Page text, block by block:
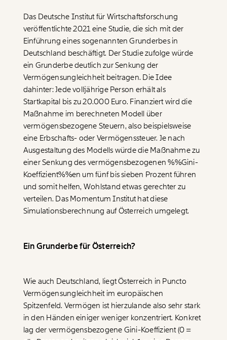
Arbeitslosenrechner
Care-Rechner
Befristungs-Monitor
Pflegerechner
Parlagram
Über uns
Team
Jahresberichte
Pressebereich
Jobs & Fellowships
Das Deutsche Institut für Wirtschaftsforschung
veröffentlichte 2021 eine Studie, die sich mit der
Einführung eines sogenannten Grunderbes in
Deutschland beschäftigt. Der Studie zufolge würde
ein Grunderbe deutlich zur Senkung der
Vermögensungleichheit beitragen. Die Idee
dahinter: Jede volljährige Person erhält als
Startkapital bis zu 20.000 Euro. Finanziert wird die
Maßnahme im berechneten Modell über
vermögensbezogene Steuern, also beispielsweise
eine Erbschafts- oder Vermögenssteuer. Je nach
Ausgestaltung des Modells würde die Maßnahme zu
einer Senkung des vermögensbezogenen %%Gini-
Koeffizient%%en um fünf bis sieben Prozent führen
und somit helfen, Wohlstand etwas gerechter zu
verteilen. Das Momentum Institut hat diese
Simulationsberechnung auf Österreich umgelegt.
Ein Grunderbe für Österreich?
Wie auch Deutschland, liegt Österreich in Puncto
Vermögensungleichheit im europäischen
Spitzenfeld. Vermögen ist hierzulande also sehr stark
in den Händen einiger weniger konzentriert. Konkret
lag der vermögensbezogene Gini-Koeffizient(0 =